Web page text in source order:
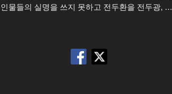
물들의 실명을 쓰지 못하고 전두환을 전두광, …